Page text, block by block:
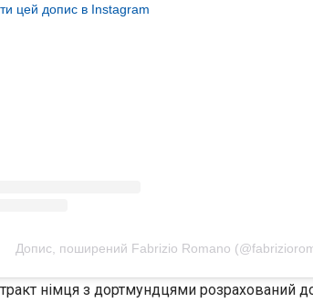
цей допис в Instagram
Допис, поширений Fabrizio Romano
німця з дортмундцями розрахований